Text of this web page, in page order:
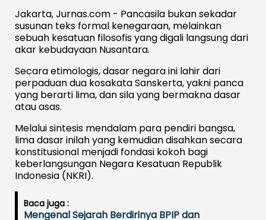
Jakarta, Jurnas.com - Pancasila bukan sekadar
susunan teks formal kenegaraan, melainkan
sebuah kesatuan filosofis yang digali langsung dari
akar kebudayaan Nusantara.
Secara etimologis, dasar negara ini lahir dari
perpaduan dua kosakata Sanskerta, yakni panca
yang berarti lima, dan sila yang bermakna dasar
atau asas.
Melalui sintesis mendalam para pendiri bangsa,
lima dasar inilah yang kemudian disahkan secara
konstitusional menjadi fondasi kokoh bagi
keberlangsungan Negara Kesatuan Republik
Indonesia (NKRI).
Baca juga :
Mengenal Sejarah Berdirinya BPIP dan